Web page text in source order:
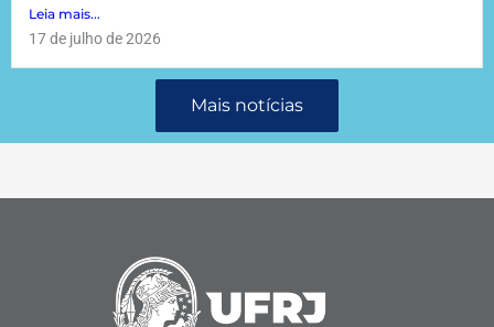
Leia mais...
17 de julho de 2026
Mais notícias